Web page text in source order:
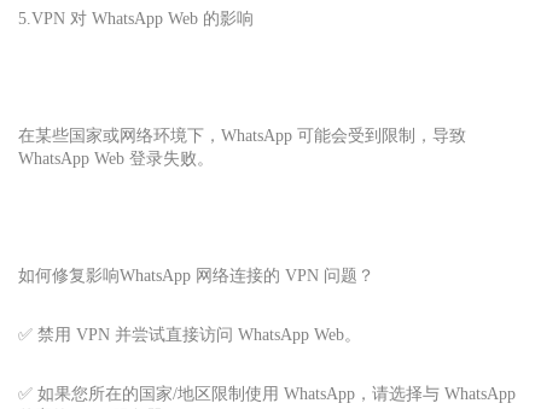
5.VPN 对 WhatsApp Web 的影响
在某些国家或网络环境下，WhatsApp 可能会受到限制，导致
WhatsApp Web 登录失败。
如何修复影响WhatsApp 网络连接的 VPN 问题？
✅ 禁用 VPN 并尝试直接访问 WhatsApp Web。
✅ 如果您所在的国家/地区限制使用 WhatsApp，请选择与 WhatsApp